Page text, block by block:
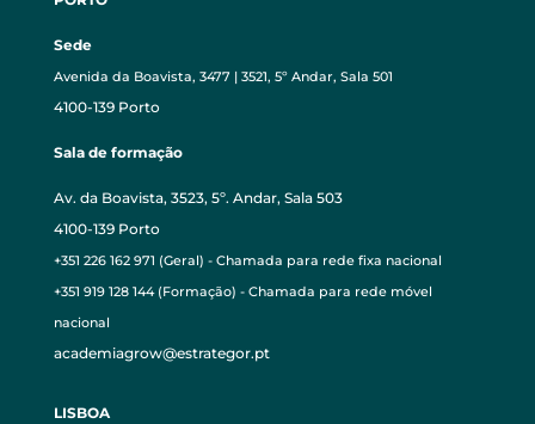
Sede
Avenida da Boavista, 3477 | 3521, 5º Andar, Sala 501
4100-139 Porto
Sala de formação
Av. da Boavista, 3523, 5º. Andar, Sala 503
4100-139 Porto
+351 226 162 971 (Geral) - Chamada para rede fixa nacional
+351 919 128 144 (Formação) - Chamada para rede móvel
nacional
academiagrow@estrategor.pt
LISBOA